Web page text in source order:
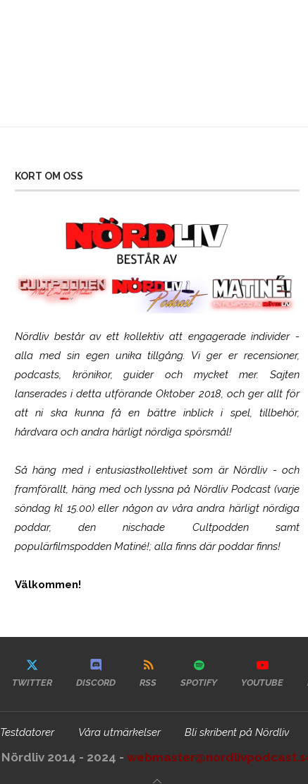
KORT OM OSS
Nördliv består av ett kollektiv att engagerade individer -
alla med sin egen unika tillgång. Vi ger er recensioner,
podcasts, krönikor, guider och mycket mer. Sajten
lanserades i detta utförande Oktober 2018, och ger allt för
att ni ska kunna få en bättre inblick i spel, tillbehör,
hårdvara och andra härligt nördiga spörsmål!
Så häng med i entusiastkollektivet som ärNördliv- och
framförallt, häng med och lyssna på Nördliv Podcast (varje
söndag kl 15.00) eller någon av våra andra härligt nördiga
poddar, den nischade Cultpodden samt
populärfilmspodden Matiné!; alla finns där poddar finns!
Välkommen!
SCUF Gaming Omega
TWITTER DISCORD RSS SPOTIFY YOUTUBE
Testdatorer Våra utmärkelser Bli skribent på Nördliv
Nördliv 2014 - 2024 -